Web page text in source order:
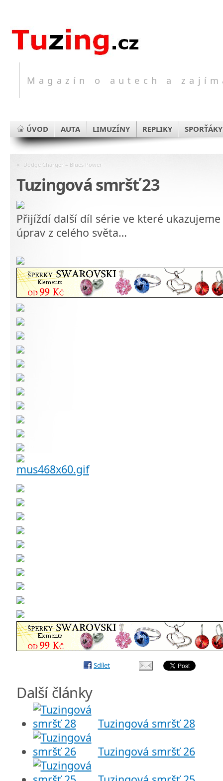
Magazín o autech a
ÚVOD AUTA LIMUZÍNY REPLIKY SPORŤÁKY
« Dodge Charger – Blues Power
Tuzingová smršť 23
Přijíždí další díl série ve které
úprav z celého světa…
Sdílet
Další články
Tuzingová smršť 28
Tuzingová smršť 26